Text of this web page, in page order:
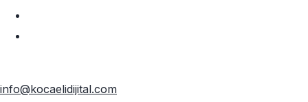
info@kocaelidijital.com